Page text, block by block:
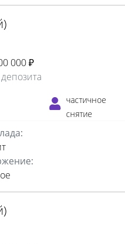
000 ₽
частичное
снятие